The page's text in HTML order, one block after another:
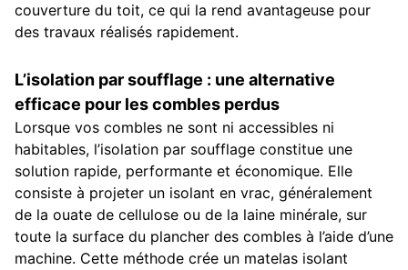
couverture du toit, ce qui la rend avantageuse pour
des travaux réalisés rapidement.
L’isolation par soufflage : une alternative
efficace pour les combles perdus
Lorsque vos combles ne sont ni accessibles ni
habitables, l’isolation par soufflage constitue une
solution rapide, performante et économique. Elle
consiste à projeter un isolant en vrac, généralement
de la ouate de cellulose ou de la laine minérale, sur
toute la surface du plancher des combles à l’aide d’une
machine. Cette méthode crée un matelas isolant